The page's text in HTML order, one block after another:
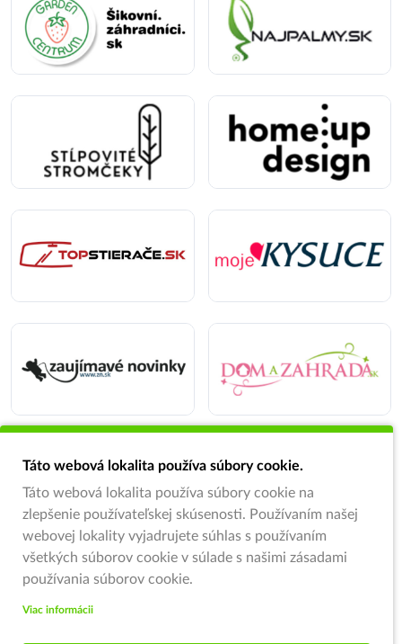
Táto webová lokalita používa súbory cookie.
Táto webová lokalita používa súbory cookie na
zlepšenie používateľskej skúsenosti. Používaním našej
webovej lokality vyjadrujete súhlas s používaním
všetkých súborov cookie v súlade s našimi zásadami
používania súborov cookie.
Viac informácii